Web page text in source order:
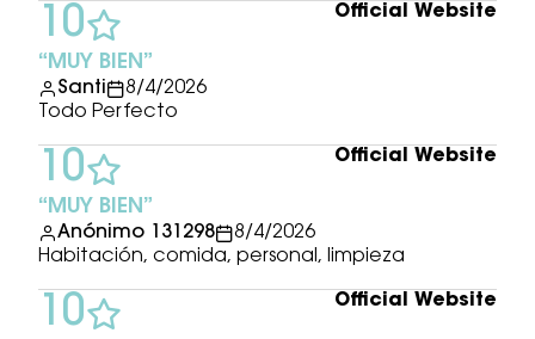
MUY BIEN
Santi
8/4/2026
Todo Perfecto
10 Official Website
MUY BIEN
Anónimo 131298
8/4/2026
Habitación, comida, personal, limpieza
10 Official Website
10 Official Website